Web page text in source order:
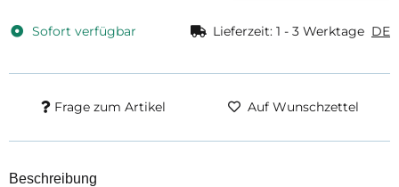
Sofort verfügbar Lieferzeit: 1 - 3 Werktage DE
Frage zum Artikel Auf Wunschzettel
Beschreibung